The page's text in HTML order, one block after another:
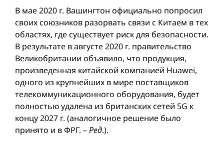
В мае 2020 г. Вашингтон официально попросил
своих союзников разорвать связи с Китаем в тех
областях, где существует риск для безопасности.
В результате в августе 2020 г. правительство
Великобритании объявило, что продукция,
произведенная китайской компанией Huawei,
одного из крупнейших в мире поставщиков
телекоммуникационного оборудования, будет
полностью удалена из британских сетей 5G к
концу 2027 г. (аналогичное решение было
принято и в ФРГ. –Ред.).